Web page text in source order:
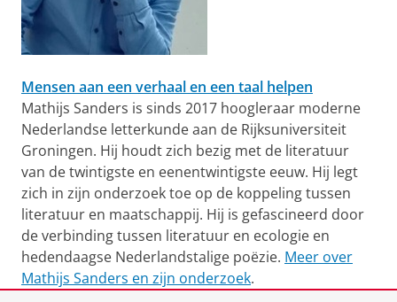
Mensen aan een verhaal en een taal helpen
Mathijs Sanders is sinds 2017 hoogleraar moderne
Nederlandse letterkunde aan de Rijksuniversiteit
Groningen. Hij houdt zich bezig met de literatuur
van de twintigste en eenentwintigste eeuw. Hij legt
zich in zijn onderzoek toe op de koppeling tussen
literatuur en maatschappij. Hij is gefascineerd door
de verbinding tussen literatuur en ecologie en
hedendaagse Nederlandstalige poëzie. Meer over
Mathijs Sanders en zijn onderzoek.